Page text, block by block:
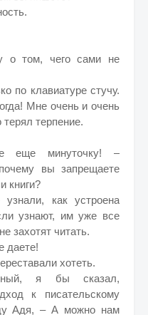
о том, чего сами не
по клавиатуре стучу.
Мне очень и очень
терял терпение.
еще минуточку! –
вы запрещаете
книги?
как устроена
узнают, им уже все
захотят читать.
даете!
хотеть.
я бы сказал,
к писательскому
Адя, – А можно нам